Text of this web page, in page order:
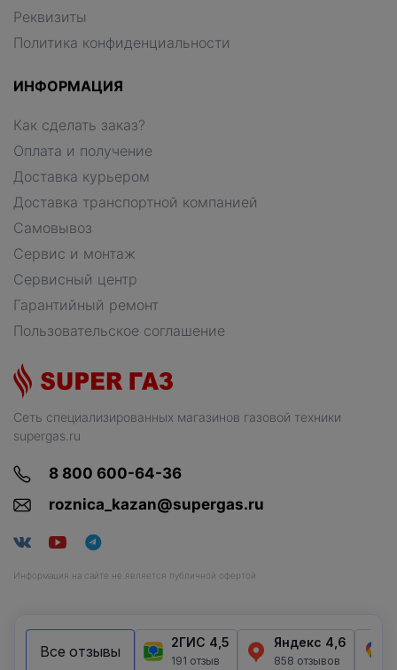
Сеть специализированных магазинов газовой техники
supergas.ru
8 800 600-64-36
roznica_kazan@supergas.ru
Информация на сайте не является публичной офертой
Реквизиты
Политика конфиденциальности
ИНФОРМАЦИЯ
Как сделать заказ?
Оплата и получение
Доставка курьером
Доставка транспортной компанией
Самовывоз
Сервис и монтаж
Сервисный центр
Гарантийный ремонт
Пользовательское соглашение